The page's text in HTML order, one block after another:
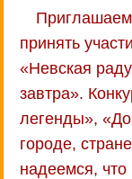
принять
«Невская
завтра».
легенды»,
городе,
надеемся,